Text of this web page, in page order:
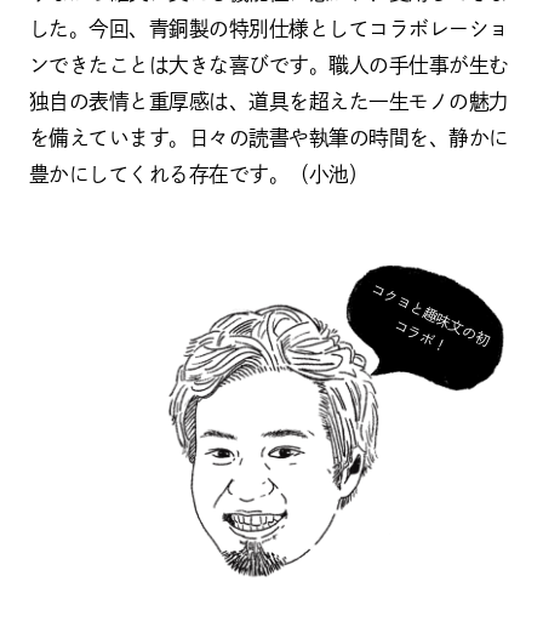
した。今回、青銅製の特別仕様としてコラボレーショ
ンできたことは大きな喜びです。職人の手仕事が生む
独自の表情と重厚感は、道具を超えた一生モノの魅力
を備えています。日々の読書や執筆の時間を、静かに
豊かにしてくれる存在です。（小池）
コ
ク
ヨ
と
趣
味
文
の
初
コ
ラ
ボ
！